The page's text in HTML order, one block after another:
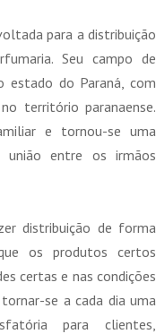
para a distribuição
Seu campo de
estado do Paraná, com
território paranaense.
e tornou-se uma
entre os irmãos
distribuição de forma
os produtos certos
certas e nas condições
se a cada dia uma
para clientes,